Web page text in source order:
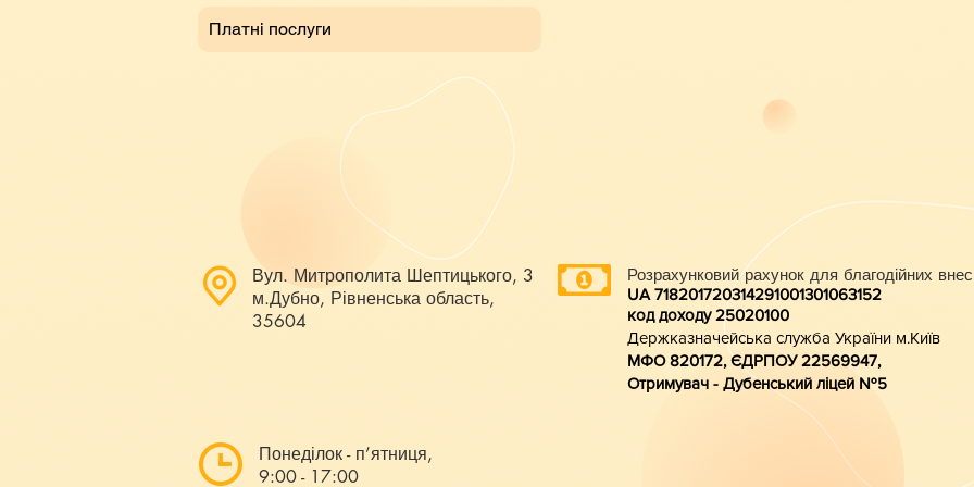
Платні послуги
Вул. Митрополита Шептицького, 3
м.Дубно, Рівненська область,
35604
Понеділок - п’ятниця,
9:00 - 17:00
Розрахунковий рахунок для благодійних
UA 718201720314291001301063152
код доходу 25020100
Держказначейська служба України м.Київ
МФО 820172, ЄДРПОУ 22569947,
Отримувач - Дубенський ліцей №5